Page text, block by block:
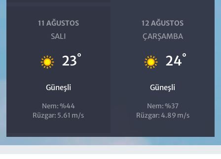
11 AĞUSTOS
SALI
23°
Güneşli
Nem: %44
Rüzgar: 5.61 m/s
12 AĞUSTOS
ÇARŞAMBA
24°
Güneşli
Nem: %37
Rüzgar: 4.89 m/s